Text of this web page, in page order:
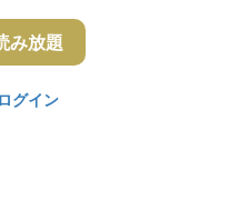
み放題
グイン